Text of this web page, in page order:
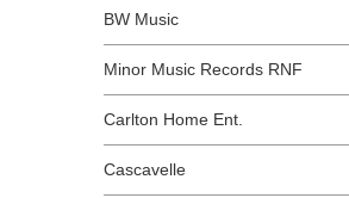
BW Music
Minor Music Records RNF
Carlton Home Ent.
Cascavelle